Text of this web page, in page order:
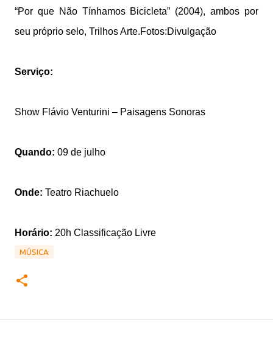
“Por que Não Tínhamos Bicicleta” (2004), ambos por
seu próprio selo, Trilhos Arte.Fotos:Divulgação
Serviço:
Show Flávio Venturini – Paisagens Sonoras
Quando: 09 de julho
Onde: Teatro Riachuelo
Horário: 20h Classificação Livre
MÚSICA